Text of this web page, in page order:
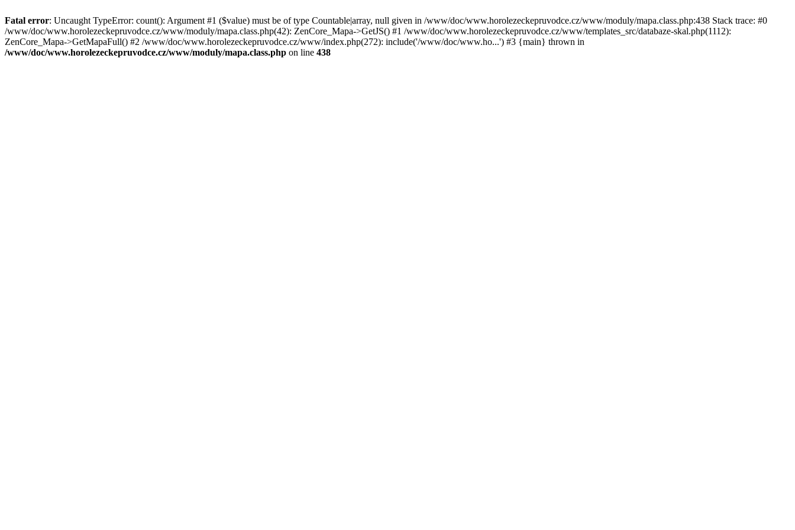
Fatal error: Uncaught TypeError: count(): Argument #1 ($value) must be of type Countable|array, null given in /www/doc/www.horolezeckepruvodce.cz/www/moduly/mapa.class.php:438 Stack trace: #0
/www/doc/www.horolezeckepruvodce.cz/www/moduly/mapa.class.php(42): ZenCore_Mapa->GetJS() #1 /www/doc/www.horolezeckepruvodce.cz/www/templates_src/databaze-skal.php(1112):
ZenCore_Mapa->GetMapaFull() #2 /www/doc/www.horolezeckepruvodce.cz/www/index.php(272): include('/www/doc/www.ho...') #3 {main} thrown in
/www/doc/www.horolezeckepruvodce.cz/www/moduly/mapa.class.php on line 438